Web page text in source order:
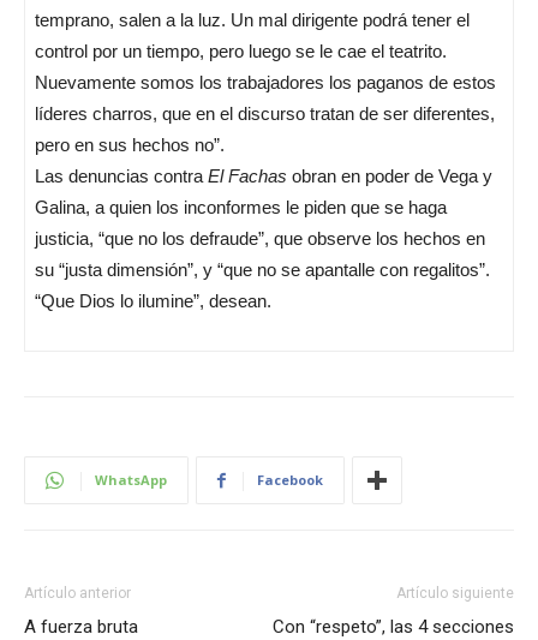
temprano, salen a la luz. Un mal dirigente podrá tener el
control por un tiempo, pero luego se le cae el teatrito.
Nuevamente somos los trabajadores los paganos de estos
líderes charros, que en el discurso tratan de ser diferentes,
pero en sus hechos no”.
Las denuncias contra El Fachas obran en poder de Vega y
Galina, a quien los inconformes le piden que se haga
justicia, “que no los defraude”, que observe los hechos en
su “justa dimensión”, y “que no se apantalle con regalitos”.
“Que Dios lo ilumine”, desean.
WhatsApp Facebook
Artículo anterior
A fuerza bruta
Artículo siguiente
Con “respeto”, las 4 secciones